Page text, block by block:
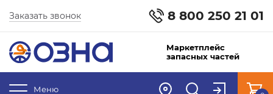
8 800 250 21 01
Заказать звонок
Маркетплейс
запасных частей
Меню